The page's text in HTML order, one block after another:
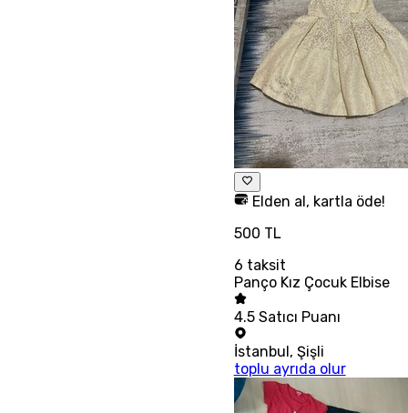
Elden al, kartla öde!
500 TL
6 taksit
Panço Kız Çocuk Elbise
4.5 Satıcı Puanı
İstanbul, Şişli
toplu ayrıda olur